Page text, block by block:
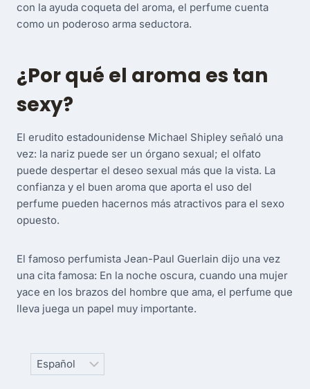
con la ayuda coqueta del aroma, el perfume cuenta
como un poderoso arma seductora.
¿Por qué el aroma es tan
sexy?
El erudito estadounidense Michael Shipley señaló una
vez: la nariz puede ser un órgano sexual; el olfato
puede despertar el deseo sexual más que la vista. La
confianza y el buen aroma que aporta el uso del
perfume pueden hacernos más atractivos para el sexo
opuesto.
El famoso perfumista Jean-Paul Guerlain dijo una vez
una cita famosa: En la noche oscura, cuando una mujer
yace en los brazos del hombre que ama, el perfume que
lleva juega un papel muy importante.
Choose
a